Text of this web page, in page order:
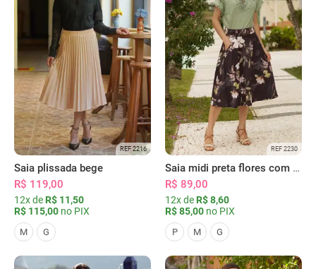
REF 2216
Saia plissada bege
R$ 119,00
12x de R$ 11,50
R$ 115,00 no PIX
M G
REF 2230
Saia midi preta flores com bolsos
R$ 89,00
12x de R$ 8,60
R$ 85,00 no PIX
P M G